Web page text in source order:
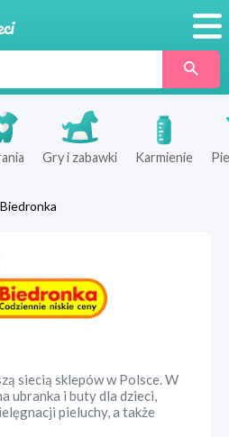
SklepyGry i zabawki Karmienie
Biedronka
siecią sklepów w Polsce. W
ubranka i buty dla dzieci,
pieluchy, a także